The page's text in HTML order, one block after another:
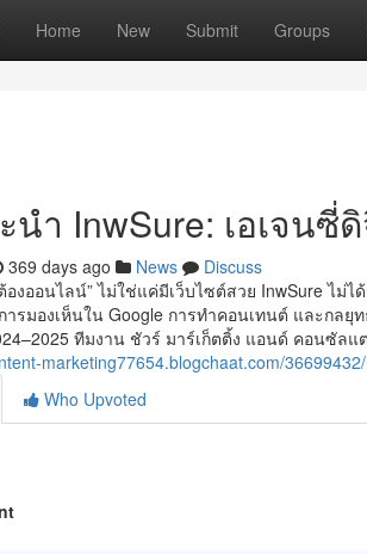
Home New Submit Groups
นำ InwSure: เอเจน
369 days ago News
Discuss
งออนไลน์” ไม่ใช่แค่มีเว็บไซต์สวย InwSure ไม่
รมองเห็นใน Google การทำคอนเทนต์ และกลยุ
ทีมงาน ชัวร์ มาร์เก็ตติ้ง แอนด์ คอนซัล
marketing77654.blogchaat.com/
Who Upvoted